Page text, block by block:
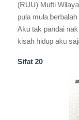
(RUU) Mufti
pula mula
Aku tak pandai
kisah hidup aku
Sifat 20